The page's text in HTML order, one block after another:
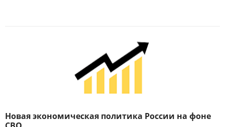
Новая экономическая политика России на фоне